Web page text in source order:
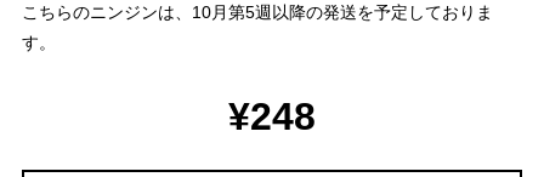
こちらのニンジンは、10月第5週以降の発送を予定しておりま
す。
¥248